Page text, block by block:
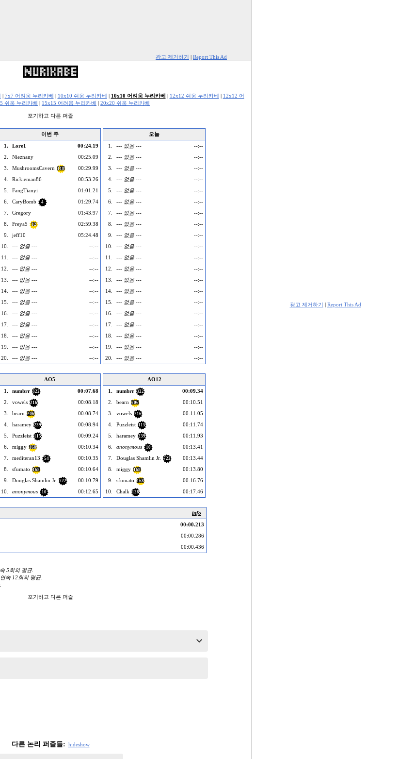
광고 제거하기 | Report This Ad
| 7x7 어려움 누리카베 | 10x10 쉬움 누리카베 | 10x10 어려움 누리카베 | 12x12 쉬움 누리카베 | 12x12 어
쉬움 누리카베 | 15x15 어려움 누리카베 | 20x20 쉬움 누리카베
포기하고 다른 퍼즐
이번 주
1.
Lore1
00:24.19
2.
Nieznany
00:25.09
3.
MushroomsCavern 118
00:29.99
4.
Rickieman86
00:53.26
5.
FangTianyi
01:01.21
6.
CaryBomb 4
01:29.74
7.
Gregory
01:43.97
8.
Freya5 12
02:59.38
9.
jeff10
05:24.48
10.
--- 없음 ---
--:--
11.
--- 없음 ---
--:--
12.
--- 없음 ---
--:--
13.
--- 없음 ---
--:--
14.
--- 없음 ---
--:--
15.
--- 없음 ---
--:--
16.
--- 없음 ---
--:--
17.
--- 없음 ---
--:--
18.
--- 없음 ---
--:--
19.
--- 없음 ---
--:--
20.
--- 없음 --- --:--
오늘
1.
--- 없음 ---
--:--
2.
--- 없음 ---
--:--
3.
--- 없음 ---
--:--
4.
--- 없음 ---
--:--
5.
--- 없음 ---
--:--
6.
--- 없음 ---
--:--
7.
--- 없음 ---
--:--
8.
--- 없음 ---
--:--
9.
--- 없음 ---
--:--
10.
--- 없음 ---
--:--
11.
--- 없음 ---
--:--
12.
--- 없음 ---
--:--
13.
--- 없음 ---
--:--
14.
--- 없음 ---
--:--
15.
--- 없음 ---
--:--
16.
--- 없음 ---
--:--
17.
--- 없음 ---
--:--
18.
--- 없음 ---
--:--
19.
--- 없음 ---
--:--
20.
--- 없음 --- --:--
AO5
1.
numbrr 322
00:07.68
2.
vowels 216
00:08.18
3.
bearn 206
00:08.74
4.
haramey 239
00:08.94
5.
Puzzleist 115
00:09.24
6.
miggy 168
00:10.34
7.
mediteran13 54
00:10.35
8.
sfumato 168
00:10.64
9.
Douglas Shamlin Jr. 722
00:10.79
10.
anonymous 10 00:12.65
AO12
1.
numbrr 322
00:09.34
2.
bearn 206
00:10.51
3.
vowels 216
00:11.05
4.
Puzzleist 115
00:11.74
5.
haramey 239
00:11.93
6.
anonymous 10
00:13.41
7.
Douglas Shamlin Jr. 722
00:13.44
8.
miggy 168
00:13.80
9.
sfumato 168
00:16.76
10.
Chalk 128 00:17.46
info
00:00.213
00:00.286
00:00.436
5회의 평균.
속 12회의 평균.
포기하고 다른 퍼즐
다른 논리 퍼즐들: hideshow
광고 제거하기 | Report This Ad